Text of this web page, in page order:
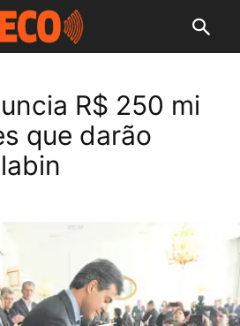
R$ 250 mi
que darão